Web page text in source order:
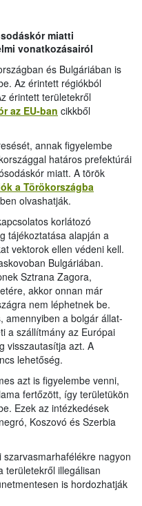
miatti
vonatkozásairól
és Bulgáriában is
Az érintett régiókból
érintett területekről
az EU-ban cikkből
annak figyelembe
határos prefektúrái
miatt. A török
a Törökországba
olvashatják.
korlátozó
tájékoztatása alapján a
vektorok ellen védeni kell.
Bulgáriában.
Sztrana Zagora,
akkor onnan már
nem léphetnek be.
amennyiben a bolgár állat-
a szállítmány az Európai
visszautasítja azt. A
lehetőség.
azt is figyelembe venni,
fertőzött, így területükön
Ezek az intézkedések
Koszovó és Szerbia
nagyon
területekről illegálisan
is hordozhatják